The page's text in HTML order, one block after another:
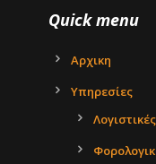
Quick menu
Αρχικη
Υπηρεσίες
Λογιστικές